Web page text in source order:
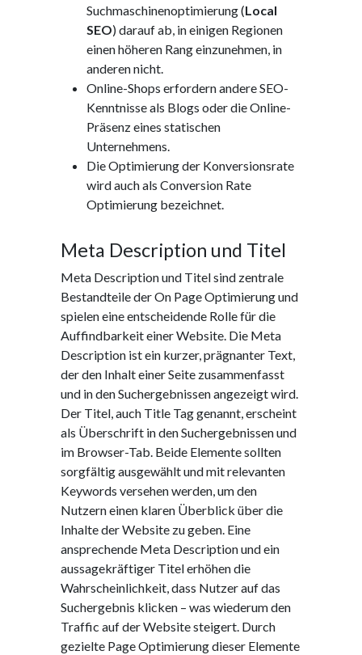
Suchmaschinenoptimierung (Local
SEO) darauf ab, in einigen Regionen
einen höheren Rang einzunehmen, in
anderen nicht.
Online-Shops erfordern andere SEO-
Kenntnisse als Blogs oder die Online-
Präsenz eines statischen
Unternehmens.
Die Optimierung der Konversionsrate
wird auch als Conversion Rate
Optimierung bezeichnet.
Meta Description und Titel
Meta Description und Titel sind zentrale
Bestandteile der On Page Optimierung und
spielen eine entscheidende Rolle für die
Auffindbarkeit einer Website. Die Meta
Description ist ein kurzer, prägnanter Text,
der den Inhalt einer Seite zusammenfasst
und in den Suchergebnissen angezeigt wird.
Der Titel, auch Title Tag genannt, erscheint
als Überschrift in den Suchergebnissen und
im Browser-Tab. Beide Elemente sollten
sorgfältig ausgewählt und mit relevanten
Keywords versehen werden, um den
Nutzern einen klaren Überblick über die
Inhalte der Website zu geben. Eine
ansprechende Meta Description und ein
aussagekräftiger Titel erhöhen die
Wahrscheinlichkeit, dass Nutzer auf das
Suchergebnis klicken – was wiederum den
Traffic auf der Website steigert. Durch
gezielte Page Optimierung dieser Elemente